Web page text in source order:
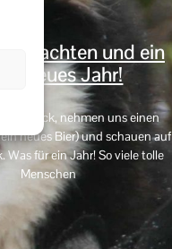
und ein
neues Jahr!
zurück, nehmen uns einen
neues Bier) und schauen auf
Was für ein Jahr! So viele tolle
Menschen